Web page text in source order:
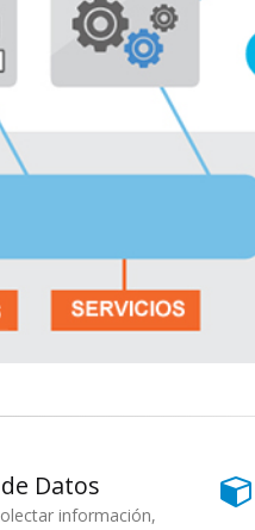
Datos
información,